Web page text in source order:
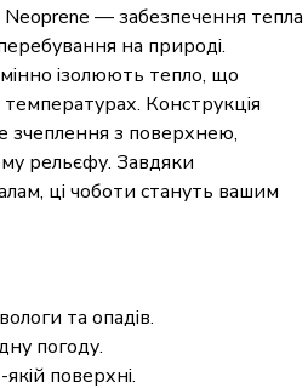
— забезпечення тепла
на природі.
ізолюють тепло, що
Конструкція
зчеплення з поверхнею,
рельєфу. Завдяки
ці чоботи стануть вашим
та опадів.
погоду.
поверхні.